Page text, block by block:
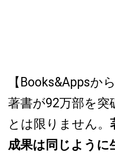
【Books&Appsか
著書が92万部を
とは限りません。
成果は同じように